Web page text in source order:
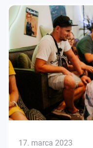
17. marca 2023